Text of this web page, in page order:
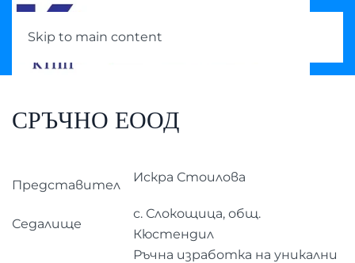
Skip to main content
СРЪЧНО ЕООД
Представител
Искра Стоилова
Седалище
с. Слокощица, общ.
Кюстендил
Ръчна изработка на уникални